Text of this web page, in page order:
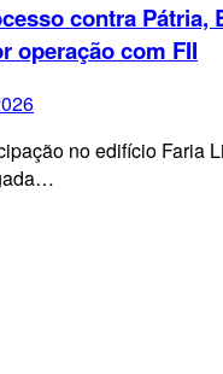
contra Pátria,
operação com FII
no edifício Faria